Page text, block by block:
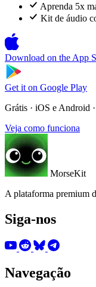
Aprenda 5x
Kit de áudio
Download on the App
Get it on Google Play
Grátis · iOS e Android
Veja como funciona
MorseKit
A plataforma premium
Siga-nos
Navegação